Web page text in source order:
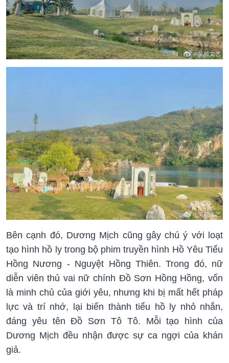
Bên cạnh đó, Dương Mịch cũng gây chú ý với loạt
tạo hình hồ ly trong bộ phim truyền hình Hồ Yêu Tiểu
Hồng Nương - Nguyệt Hồng Thiên. Trong đó, nữ
diễn viên thủ vai nữ chính Đồ Sơn Hồng Hồng, vốn
là minh chủ của giới yêu, nhưng khi bị mất hết pháp
lực và trí nhớ, lại biến thành tiểu hồ ly nhỏ nhắn,
đáng yêu tên Đồ Sơn Tô Tô. Mỗi tạo hình của
Dương Mịch đều nhận được sự ca ngợi của khán
giả.